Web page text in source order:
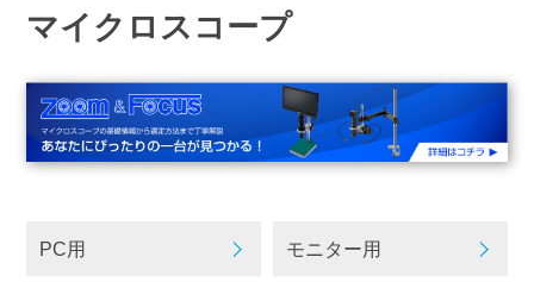
マイクロスコープ
PC用 モニター用